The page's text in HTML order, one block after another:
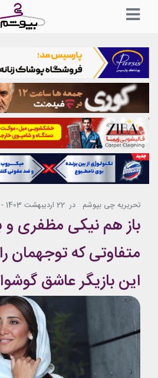
تحریریه چی بپوشم در 22 اردیبهشت 1403 - 18:54
باز هم نیکی مظفری و
متفاوتی که توجهمان
این بازیگر عاشق